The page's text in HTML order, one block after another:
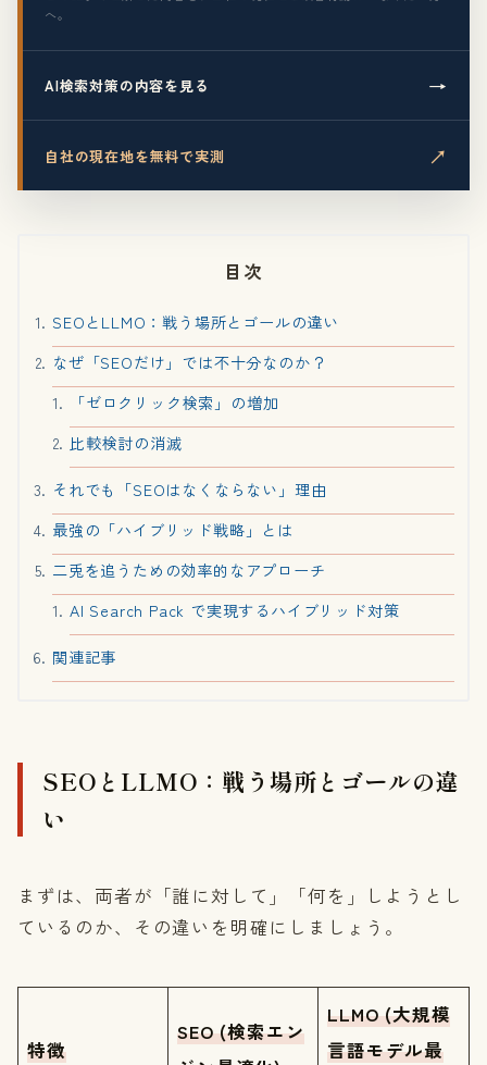
へ。
AI検索対策の内容を見る →
自社の現在地を無料で実測 ↗
目次
SEOとLLMO：戦う場所とゴールの違い
なぜ「SEOだけ」では不十分なのか？
「ゼロクリック検索」の増加
比較検討の消滅
それでも「SEOはなくならない」理由
最強の「ハイブリッド戦略」とは
二兎を追うための効率的なアプローチ
AI Search Pack で実現するハイブリッド対策
関連記事
SEOとLLMO：戦う場所とゴールの違
い
まずは、両者が「誰に対して」「何を」しようとし
ているのか、その違いを明確にしましょう。
特徴
SEO (検索エン
LLMO (大規模
言語モデル最